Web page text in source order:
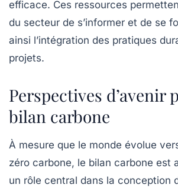
efficace. Ces ressources
du secteur de s’informer et de se
ainsi l’intégration des pratiques
projets.
Perspectives d’avenir
bilan carbone
À mesure que le monde évolue
zéro carbone, le bilan carbone est
un rôle central dans la conception